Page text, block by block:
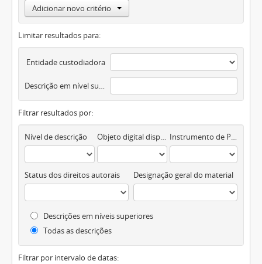
Adicionar novo critério
Limitar resultados para:
Entidade custodiadora
Descrição em nível superior
Filtrar resultados por:
Nível de descrição Objeto digital disponível Instrumento de Pesquisa
Status dos direitos autorais Designação geral do material
Descrições em níveis superiores
Todas as descrições
Filtrar por intervalo de datas: